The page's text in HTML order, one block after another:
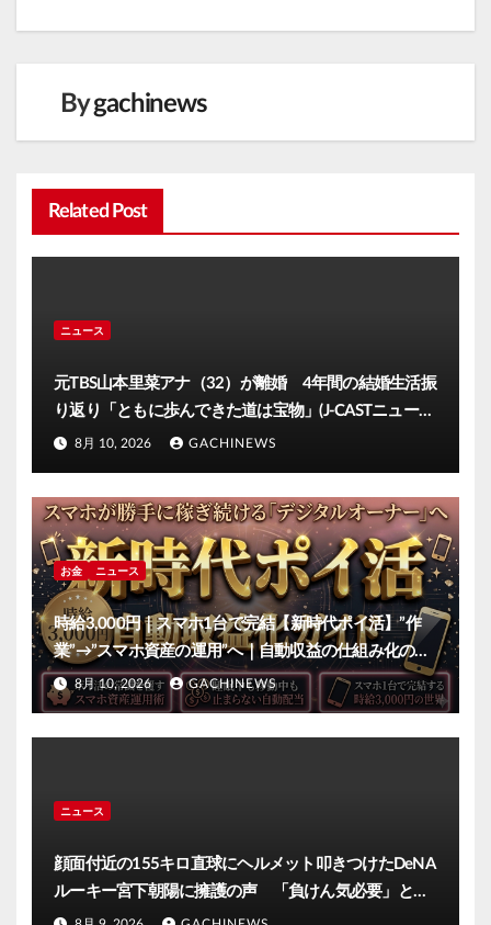
Bygachinews
Related Post
ニュース
元TBS山本里菜アナ（32）が離婚 4年間の結婚生活振
り返り「ともに歩んできた道は宝物」(J-CASTニュー
ス) 8月 10, 2026 GACHINEWS
お金 ニュース
時給3,000円｜スマホ1台で完結【新時代ポイ活】”作
業”→”スマホ資産の運用”へ｜自動収益の仕組み化の全
手順8月 10, 2026 GACHINEWS
ニュース
顔面付近の155キロ直球にヘルメット叩きつけたDeNA
ルーキー宮下朝陽に擁護の声 「負けん気必要」と球
団OB(J-CASTニュース)